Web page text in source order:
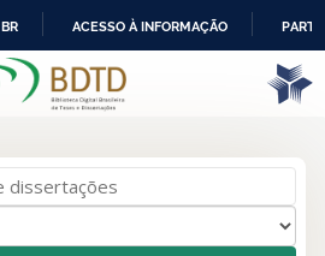
IR
PARA
ACESSO À INFORMAÇÃO